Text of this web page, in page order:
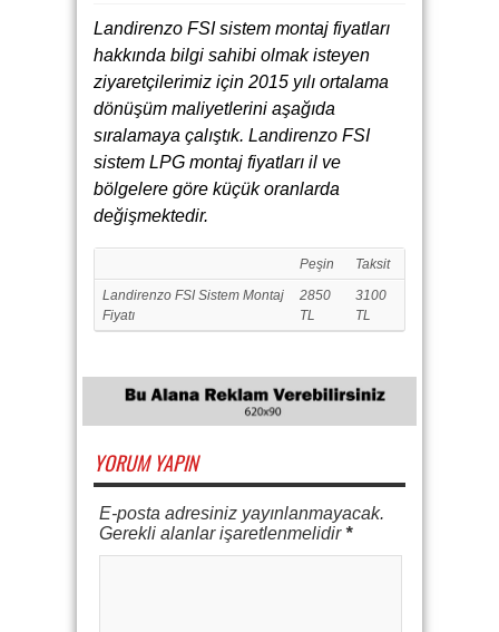
Landirenzo FSI sistem montaj fiyatları
hakkında bilgi sahibi olmak isteyen
ziyaretçilerimiz için 2015 yılı ortalama
dönüşüm maliyetlerini aşağıda
sıralamaya çalıştık. Landirenzo FSI
sistem LPG montaj fiyatları il ve
bölgelere göre küçük oranlarda
değişmektedir.
Peşin
Taksit
Landirenzo FSI Sistem Montaj
Fiyatı
2850
TL
3100
TL
YORUM YAPIN
E-posta adresiniz yayınlanmayacak.
Gerekli alanlar işaretlenmelidir*